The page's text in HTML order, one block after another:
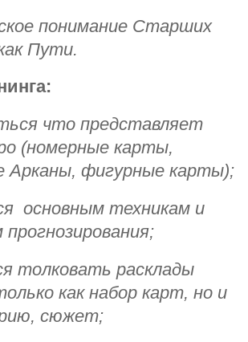
понимание Старших
Пути.
что представляет
(номерные карты,
фигурные карты);
основным техникам и
прогнозирования;
толковать расклады
как набор карт, но и
сюжет;